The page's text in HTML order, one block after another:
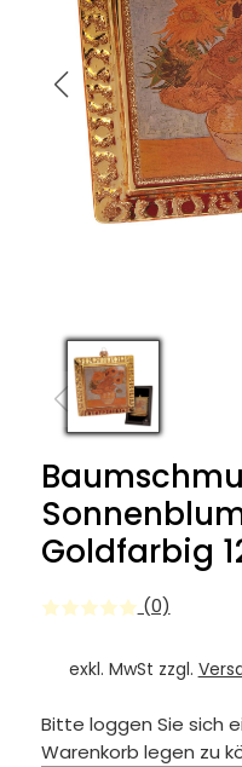
Goldfarbig
(0)
exkl. MwSt zzgl.
Bitte loggen Sie sich
Warenkorb legen zu